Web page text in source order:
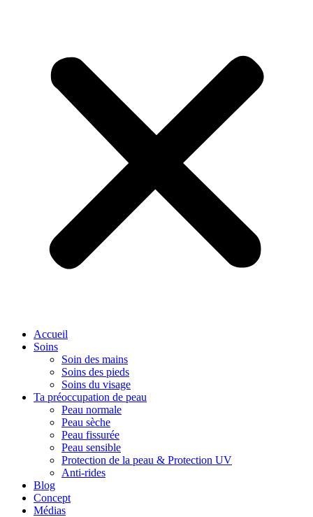
Accueil
Soins
Soin des mains
Soins des pieds
Soins du visage
Ta préoccupation de peau
Peau normale
Peau sèche
Peau fissurée
Peau sensible
Protection de la peau & Protection UV
Anti-rides
Blog
Concept
Médias